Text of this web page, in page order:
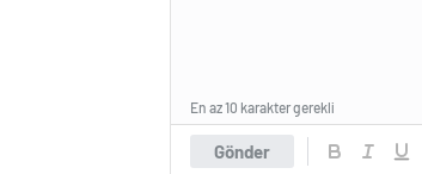
Gönder
En az 10 karakter gerekli